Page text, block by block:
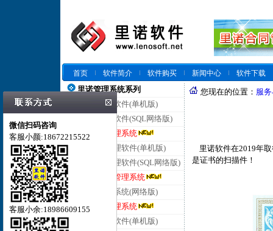
首页 软件简介 软件购买 新闻中心
软件下载
里诺管理系统系列
里诺仓库管理软件(单机版)
里诺仓库管理软件(SQL网络版)
里诺云仓库管理系统
里诺进销存管理软件(单机版)
里诺进销存管理软件(SQL网络版)
里诺云进销存管理系统
里诺客户管理系统(网络版)
里诺云客户管理系统
里诺合同管理软件(单机版)
您现在的位置： 服
里诺软件在2019年取
是证书的扫描件！
微信扫码咨询
客服小颜:18672215522
客服小余:18986609155